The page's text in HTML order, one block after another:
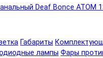
Deaf Bonce ATOM
Габариты
лампы Фары